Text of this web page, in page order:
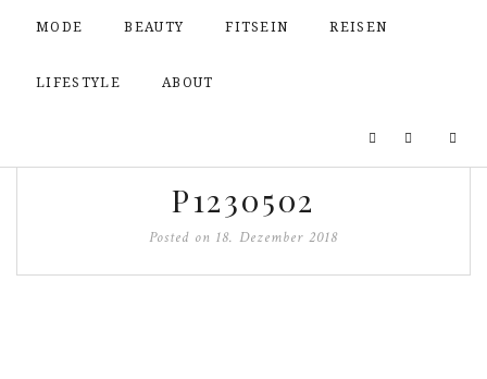
MODE BEAUTY FITSEIN REISEN
LIFESTYLE ABOUT
P1230502
Posted on 18. Dezember 2018